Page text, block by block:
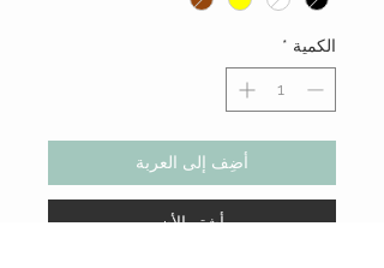
الكمية *
أضِف إلى العربة
أشتر الأن